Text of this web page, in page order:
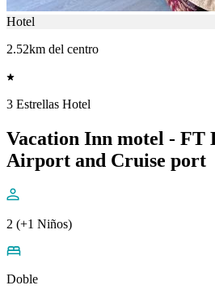
Hotel
2.52km del centro
3 Estrellas Hotel
Vacation Inn motel - FT
Airport and Cruise port
2 (+1 Niños)
Doble